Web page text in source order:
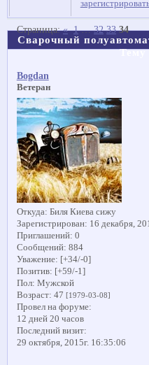
Сварочный
Тему
Страница:« 1 … 32 33 34
Bogdan
Ветеран
Откуда: Биля Киева сижу
Зарегистрирован: 16 декабря,
Приглашений: 0
Сообщений: 884
Уважение: [+34/-0]
Позитив: [+59/-1]
Пол: Мужской
Возраст: 47 [1979-03-08]
Провел на форуме:
12 дней 20 часов
Последний визит:
29 октября, 2015г. 16:35:06